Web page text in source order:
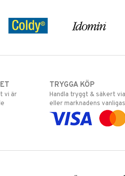
vi är
TRYGGA KÖP
Handla tryggt & säkert
eller marknadens